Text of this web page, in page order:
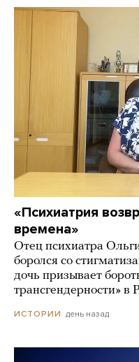
«Психиатрия
времена»
Отец психиатра
боролся со
дочь призывает
трансгендерности» в
ИСТОРИИ день назад